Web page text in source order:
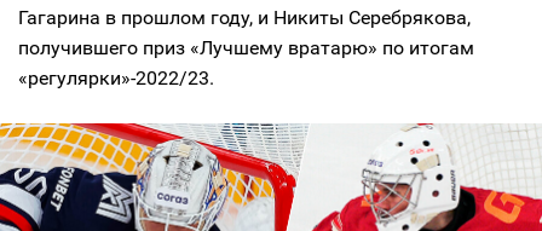
Гагарина в прошлом году, и Никиты Серебрякова,
получившего приз «Лучшему вратарю» по итогам
«регулярки»-2022/23.